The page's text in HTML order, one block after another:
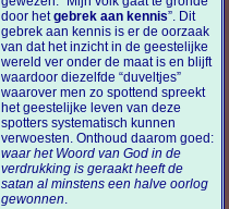
door hetgebrek aan kennis”. Dit
gebrek aan kennis is er de oorzaak
van dat het inzicht in de geestelijke
wereld ver onder de maat is en blijft
waardoor diezelfde “duveltjes”
waarover men zo spottend spreekt
het geestelijke leven van deze
spotters systematisch kunnen
verwoesten. Onthoud daarom goed:
waar het Woord van God in de
verdrukking is geraakt heeft de
satan al minstens een halve oorlog
gewonnen.